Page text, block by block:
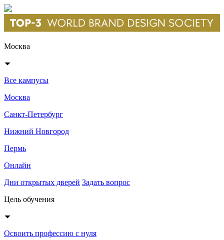
Москва
Все кампусы
Москва
Санкт-Петербург
Нижний Новгород
Пермь
Онлайн
Дни открытых дверей Задать вопрос
Цель обучения
Освоить профессию с нуля